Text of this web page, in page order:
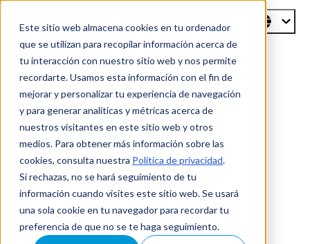
Este sitio web almacena cookies en tu ordenador
que se utilizan para recopilar información acerca de
tu interacción con nuestro sitio web y nos permite
recordarte. Usamos esta información con el fin de
mejorar y personalizar tu experiencia de navegación
y para generar analíticas y métricas acerca de
nuestros visitantes en este sitio web y otros
medios. Para obtener más información sobre las
cookies, consulta nuestra Política de privacidad.
Si rechazas, no se hará seguimiento de tu
información cuando visites este sitio web. Se usará
una sola cookie en tu navegador para recordar tu
preferencia de que no se te haga seguimiento.
Blog de
ISecAuditors
Su seguridad es nuestro éxito